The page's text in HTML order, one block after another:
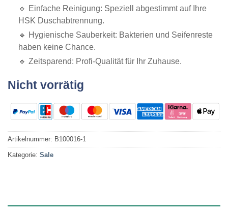
🔹 Einfache Reinigung: Speziell abgestimmt auf Ihre
HSK Duschabtrennung.
🔹 Hygienische Sauberkeit: Bakterien und Seifenreste
haben keine Chance.
🔹 Zeitsparend: Profi-Qualität für Ihr Zuhause.
Nicht vorrätig
Artikelnummer: B100016-1
Kategorie: Sale